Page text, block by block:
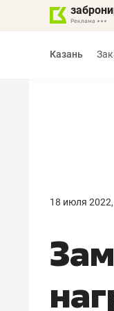
Казань
18 июля